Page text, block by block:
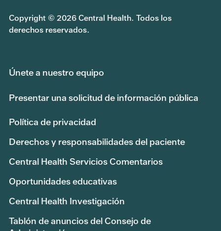
Copyright © 2026 Central Health. Todos los
derechos reservados.
Únete a nuestro equipo
Presentar una solicitud de información pública
Política de privacidad
Derechos y responsabilidades del paciente
Central Health Servicios Comentarios
Oportunidades educativas
Central Health Investigación
Tablón de anuncios del Consejo de